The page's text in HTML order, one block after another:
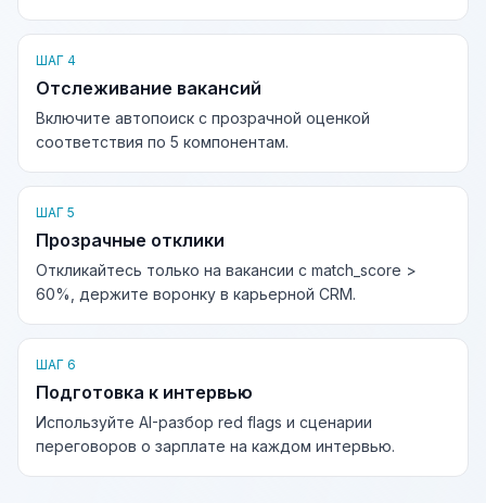
ШАГ 4
Отслеживание вакансий
Включите автопоиск с прозрачной оценкой
соответствия по 5 компонентам.
ШАГ 5
Прозрачные отклики
Откликайтесь только на вакансии с match_score >
60%, держите воронку в карьерной CRM.
ШАГ 6
Подготовка к интервью
Используйте AI-разбор red flags и сценарии
переговоров о зарплате на каждом интервью.